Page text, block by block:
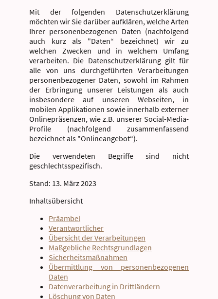
Mit der folgenden Datenschutzerklärung
möchten wir Sie darüber aufklären, welche Arten
Ihrer personenbezogenen Daten (nachfolgend
auch kurz als "Daten“ bezeichnet) wir zu
welchen Zwecken und in welchem Umfang
verarbeiten. Die Datenschutzerklärung gilt für
alle von uns durchgeführten Verarbeitungen
personenbezogener Daten, sowohl im Rahmen
der Erbringung unserer Leistungen als auch
insbesondere auf unseren Webseiten, in
mobilen Applikationen sowie innerhalb externer
Onlinepräsenzen, wie z.B. unserer Social-Media-
Profile (nachfolgend zusammenfassend
bezeichnet als "Onlineangebot“).
Die verwendeten Begriffe sind nicht
geschlechtsspezifisch.
Stand: 13. März 2023
Inhaltsübersicht
Präambel
Verantwortlicher
Übersicht der Verarbeitungen
Maßgebliche Rechtsgrundlagen
Sicherheitsmaßnahmen
Übermittlung von personenbezogenen
Daten
Datenverarbeitung in Drittländern
Löschung von Daten